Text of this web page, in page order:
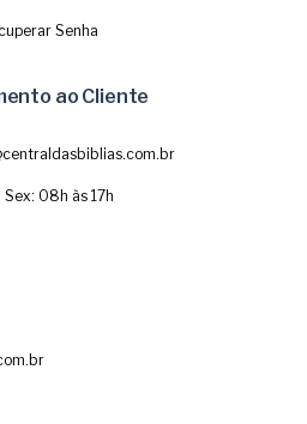
Senha
ao Cliente
Sex: 08h às 17h